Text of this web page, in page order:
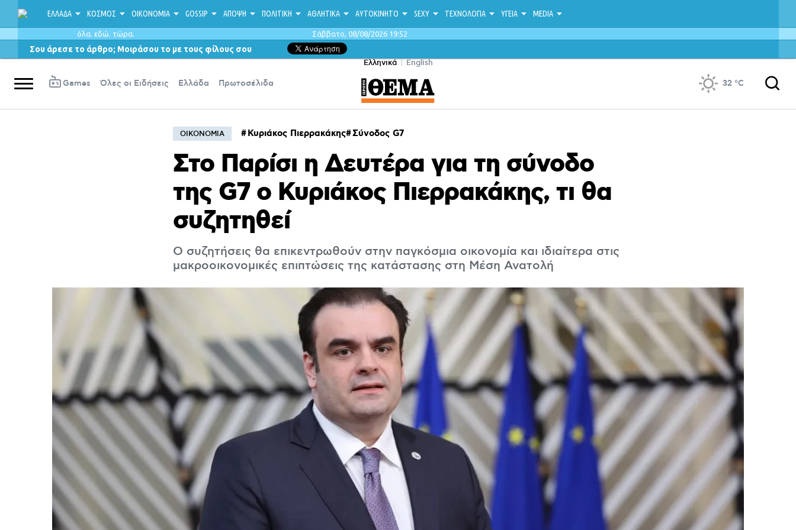
ΕΛΛΑΔΑ ΚΟΣΜΟΣ ΟΙΚΟΝΟΜΙΑ GOSSIP ΑΠΟΨΗ ΠΟΛΙΤΙΚΗ ΑΘΛΗΤΙΚΑ ΑΥΤΟΚΙΝΗΤΟ SEXY ΤΕΧΝΟΛΟΓΙΑ ΥΓΕΙΑ MEDIA
όλα. εδώ. τώρα. Σάββατο, 08/08/2026 19:52
Σου άρεσε το άρθρο; Μοιράσου το με τους φίλους σου